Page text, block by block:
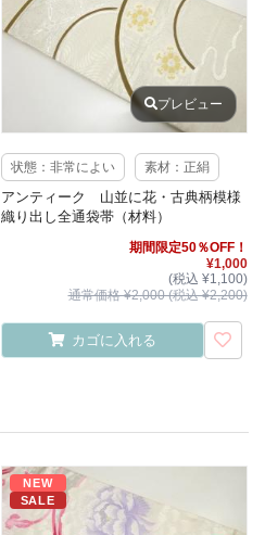
プレビュー
状態：非常によい 素材：正絹
アンティーク 山並に花・古典柄模様
織り出し全通袋帯（材料）
期間限定50％OFF！
¥1,000
(税込 ¥1,100)
通常価格 ¥2,000 (税込 ¥2,200)
カゴに入れる
NEW
SALE